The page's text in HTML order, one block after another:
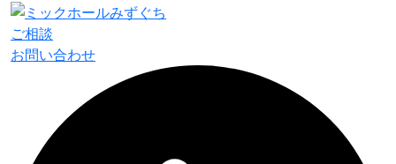
ご相談
お問い合わせ